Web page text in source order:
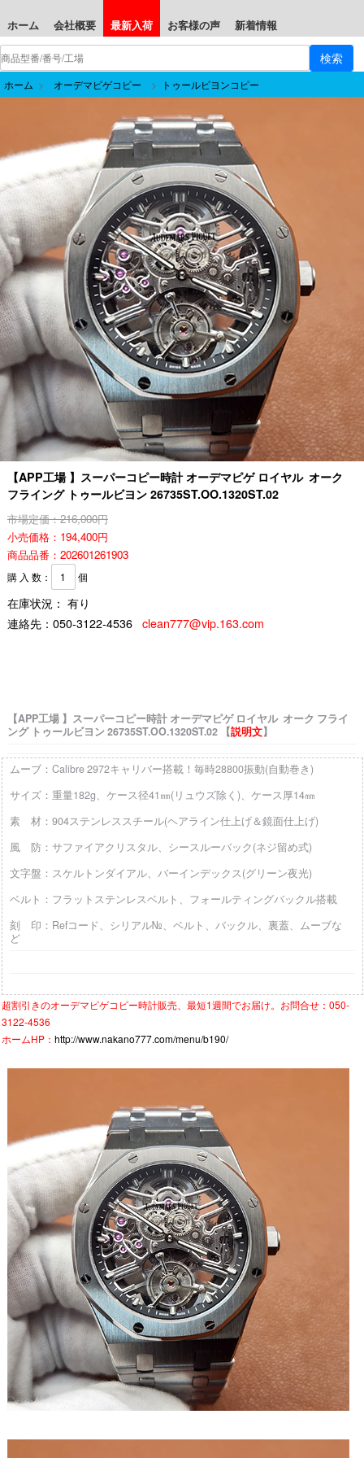
ホーム 会社概要 最新入荷 お客様の声 新着情報
ホーム > オーデマピゲコピー > トゥールビヨンコピー
【APP工場 】スーパーコピー時計 オーデマピゲ ロイヤル オーク
フライング トゥールビヨン 26735ST.OO.1320ST.02
市場定価：216,000円
小売価格：194,400円
商品品番：202601261903
購 入 数： 個
在庫状況： 有り
連絡先： 050-3122-4536 clean777@vip.163.com
【APP工場 】スーパーコピー時計 オーデマピゲ ロイヤル オーク フライ
ング トゥールビヨン 26735ST.OO.1320ST.02 【説明文】
ムーブ：Calibre 2972キャリバー搭載！毎時28800振動(自動巻き)
サイズ：重量182g、ケース径41㎜(リュウズ除く)、ケース厚14㎜
素 材：904ステンレススチール(ヘアライン仕上げ＆鏡面仕上げ)
風 防：サファイアクリスタル、シースルーバック(ネジ留め式)
文字盤：スケルトンダイアル、バーインデックス(グリーン夜光)
ベルト：フラットステンレスベルト、フォールティングバックル搭載
刻 印：Refコード、シリアル№、ベルト、バックル、裏蓋、ムーブな
ど
超割引きのオーデマピゲコピー時計販売、最短1週間でお届け。お問合せ：050-
3122-4536
ホームHP： http://www.nakano777.com/menu/b190/